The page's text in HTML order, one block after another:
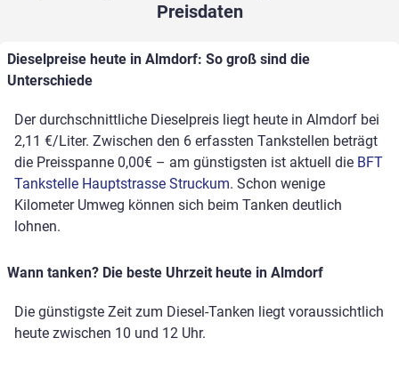
Preisdaten
Dieselpreise heute in Almdorf: So groß sind die
Unterschiede
Der durchschnittliche Dieselpreis liegt heute in Almdorf bei
2,11 €/Liter. Zwischen den 6 erfassten Tankstellen beträgt
die Preisspanne 0,00€ – am günstigsten ist aktuell die BFT
Tankstelle Hauptstrasse Struckum. Schon wenige
Kilometer Umweg können sich beim Tanken deutlich
lohnen.
Wann tanken? Die beste Uhrzeit heute in Almdorf
Die günstigste Zeit zum Diesel-Tanken liegt voraussichtlich
heute zwischen 10 und 12 Uhr.